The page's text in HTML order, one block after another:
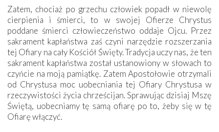
Zatem, chociaż po grzechu człowiek popadł w niewolę
cierpienia i śmierci, to w swojej Ofierze Chrystus
poddane śmierci człowieczeństwo oddaje Ojcu. Przez
sakrament kapłaństwa zaś czyni narzędzie rozszerzania
tej Ofiary na cały Kościół Święty. Tradycja uczy nas, że ten
sakrament kapłaństwa został ustanowiony w słowach to
czyńcie na moją pamiątkę. Zatem Apostołowie otrzymali
od Chrystusa moc uobecniania tej Ofiary Chrystusa w
rzeczywistości życia chrześcijan. Sprawując dzisiaj Mszę
Świętą, uobecniamy tę samą ofiarę po to, żeby się w tę
Ofiarę włączyć.